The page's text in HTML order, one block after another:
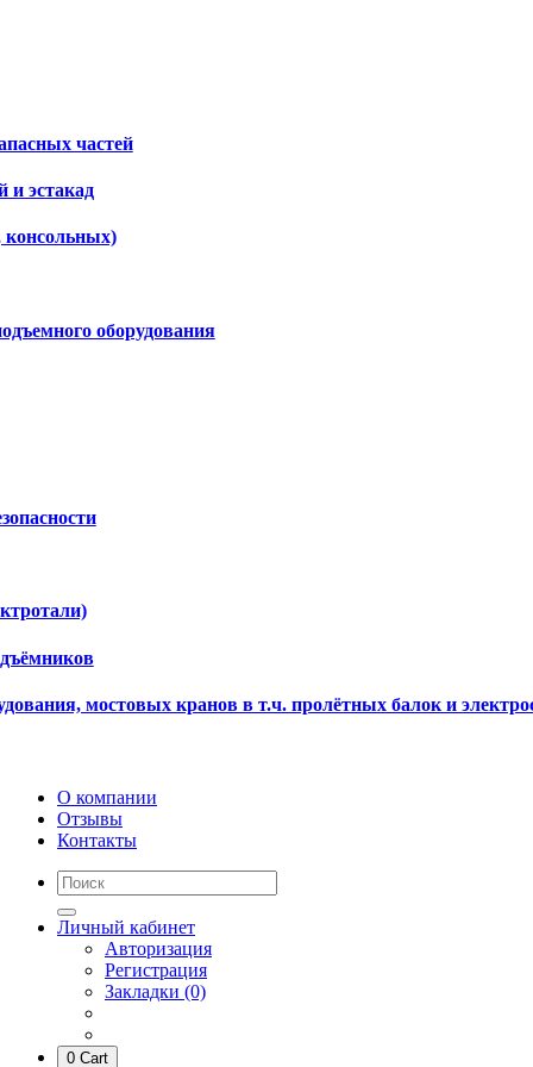
частей
и эстакад
консольных)
оборудования
мостовых кранов в т.ч. пролётных балок и
О компании
Отзывы
Контакты
Личный кабинет
Авторизация
Регистрация
Закладки (0)
0 Cart